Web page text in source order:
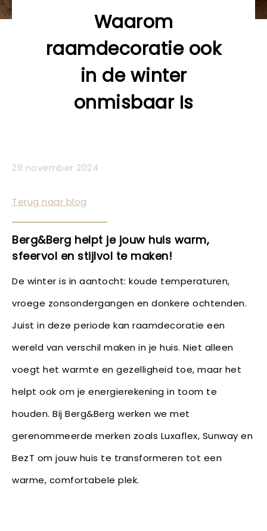
Waarom
raamdecoratie ook
in de winter
onmisbaar Is
29 november 2024
Terug naar blog
Berg&Berg helpt je jouw huis warm,
sfeervol en stijlvol te maken!
De winter is in aantocht: koude temperaturen,
vroege zonsondergangen en donkere ochtenden.
Juist in deze periode kan raamdecoratie een
wereld van verschil maken in je huis. Niet alleen
voegt het warmte en gezelligheid toe, maar het
helpt ook om je energierekening in toom te
houden. Bij Berg&Berg werken we met
gerenommeerde merken zoals Luxaflex, Sunway en
BezT om jouw huis te transformeren tot een
warme, comfortabele plek.